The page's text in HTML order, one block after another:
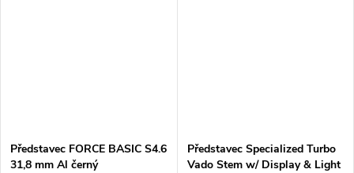
Představec FORCE BASIC S4.6
31,8 mm Al černý
Představec Specialized Turbo
Vado Stem w/ Display & Light